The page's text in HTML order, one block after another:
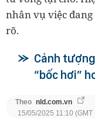
nhân vụ việc
rõ.
Cảnh
“bốc hơi”
Theo nld.com.vn
15/05/2025 11:10 (GMT